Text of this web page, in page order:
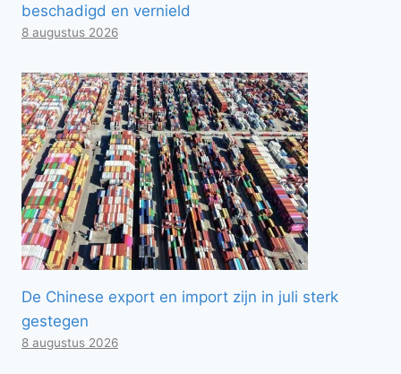
beschadigd en vernield
8 augustus 2026
De Chinese export en import zijn in juli sterk
gestegen
8 augustus 2026